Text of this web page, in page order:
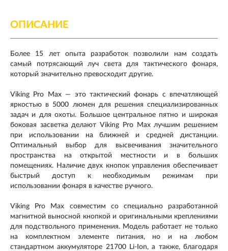
ОПИСАНИЕ
Более 15 лет опыта разработок позволили нам создать
самый потрясающий луч света для тактического фонаря,
который значительно превосходит другие.
Viking Pro Max — это тактический фонарь с впечатляющей
яркостью в 5000 люмен для решения специализированных
задач и для охоты. Большое центральное пятно и широкая
боковая засветка делают Viking Pro Max лучшим решением
при использовании на ближней и средней дистанции.
Оптимальный выбор для высвечивания значительного
пространства на открытой местности и в больших
помещениях. Наличие двух кнопок управления обеспечивает
быстрый доступ к необходимым режимам при
использовании фонаря в качестве ручного.
Viking Pro Max совместим со специально разработанной
магнитной выносной кнопкой и оригинальными креплениями
для подствольного применения. Модель работает не только
на комплектном элементе питания, но и на любом
стандартном аккумуляторе 21700 Li-Ion, а также, благодаря